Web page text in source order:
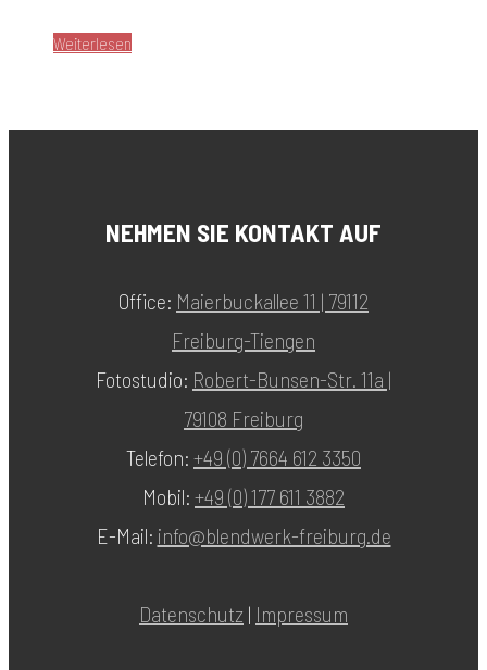
Weiterlesen
NEHMEN SIE KONTAKT AUF
Office: Maierbuckallee 11 | 79112
Freiburg-Tiengen
Fotostudio: Robert-Bunsen-Str. 11a |
79108 Freiburg
Telefon: +49 (0) 7664 612 3350
Mobil: +49 (0) 177 611 3882
E-Mail: info@blendwerk-freiburg.de
Datenschutz | Impressum